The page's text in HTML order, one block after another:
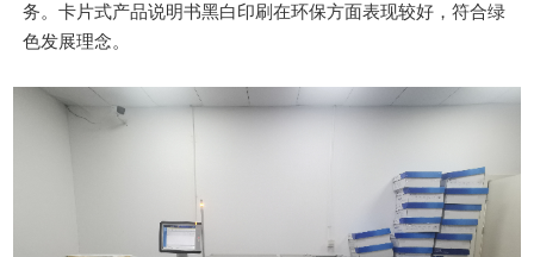
务。卡片式产品说明书黑白印刷在环保方面表现较好，符合绿
色发展理念。